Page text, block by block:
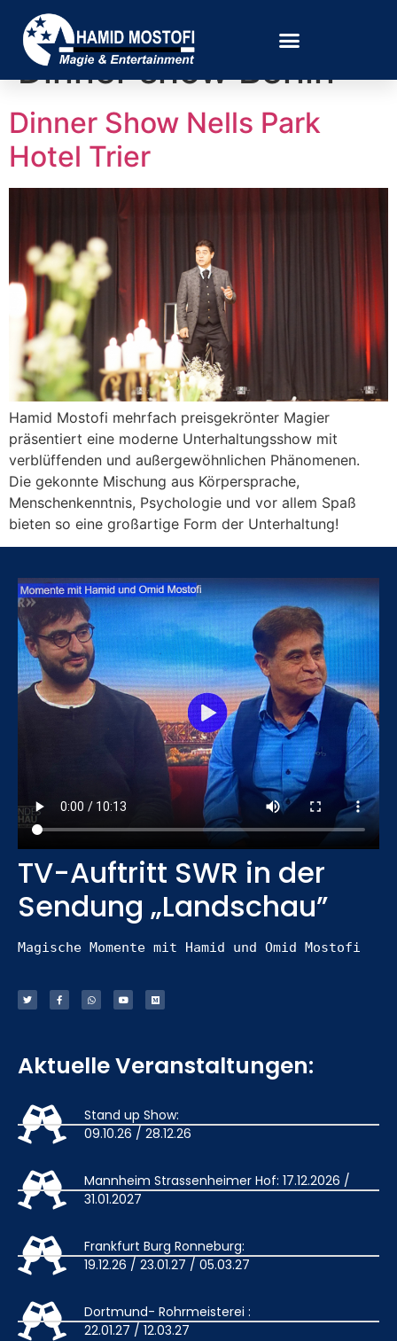
Schlagwort:
Magic
Dinner show Berlin
Dinner Show Nells Park
Hotel Trier
Hamid Mostofi mehrfach preisgekrönter Magier
präsentiert eine moderne Unterhaltungsshow mit
verblüffenden und außergewöhnlichen Phänomenen.
Die gekonnte Mischung aus Körpersprache,
Menschenkenntnis, Psychologie und vor allem Spaß
bieten so eine großartige Form der Unterhaltung!
TV-Auftritt SWR in der
Sendung „Landschau”
Magische Momente mit Hamid und Omid Mostofi
Aktuelle Veranstaltungen:
Stand up Show:
09.10.26 / 28.12.26
Mannheim Strassenheimer Hof: 17.12.2026 /
31.01.2027
Frankfurt Burg Ronneburg:
19.12.26 / 23.01.27 / 05.03.27
Dortmund- Rohrmeisterei :
22.01.27 / 12.03.27